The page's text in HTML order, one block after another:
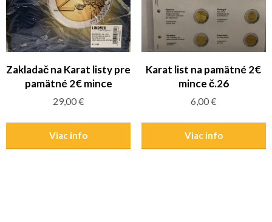
Zakladač na Karat listy pre
pamätné 2€ mince
29,00€
Viac info
Karat list na pamätné 2€
mince č.26
6,00€
Viac info